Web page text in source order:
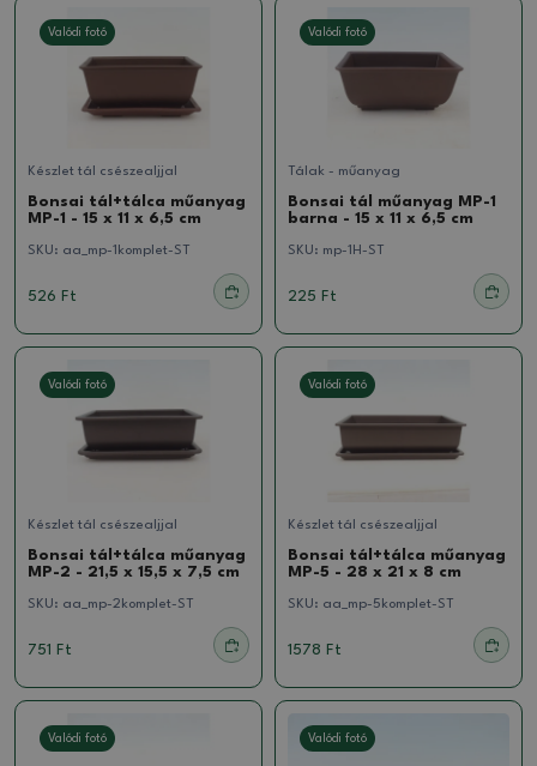
Valódi fotó
Készlet tál csészealjjal
Bonsai tál+tálca műanyag
MP-1 - 15 x 11 x 6,5 cm
SKU: aa_mp-1komplet-ST
526 Ft
Valódi fotó
Tálak - műanyag
Bonsai tál műanyag MP-1
barna - 15 x 11 x 6,5 cm
SKU: mp-1H-ST
225 Ft
Valódi fotó
Készlet tál csészealjjal
Bonsai tál+tálca műanyag
MP-2 - 21,5 x 15,5 x 7,5 cm
SKU: aa_mp-2komplet-ST
751 Ft
Valódi fotó
Készlet tál csészealjjal
Bonsai tál+tálca műanyag
MP-5 - 28 x 21 x 8 cm
SKU: aa_mp-5komplet-ST
1578 Ft
Valódi fotó Valódi fotó